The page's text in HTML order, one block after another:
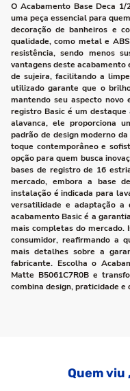
O Acabamento Base Deca
uma peça essencial para
decoração de banheiros e
qualidade, como metal e
resistência, sendo menos
vantagens deste acabamento
de sujeira, facilitando a
utilizado garante que o
mantendo seu aspecto novo
registro Basic é um
alavanca, ele proporciona
padrão de design moderno
toque contemporâneo e
opção para quem busca
bases de registro de 16
mercado, embora a base
instalação é indicada para
versatilidade e adaptação a
acabamento Basic é a
mais completas do mercado.
consumidor, reafirmando a
mais detalhes sobre a
fabricante. Escolha o
Matte B5061C7R0B e
combina design, praticidade e
Quem viu